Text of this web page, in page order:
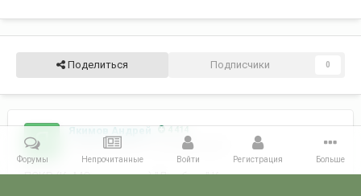
Поделиться Подписчики 0
4 414
Опубликовано 27 октября, 2010
ПСКР (КрМО по новому) "Донбасс" Керченского отряда
Форумы Непрочитанные Войти Регистрация Больше